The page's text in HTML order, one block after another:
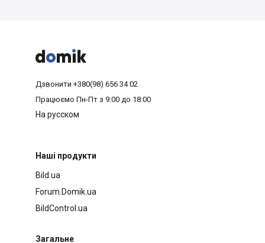



Дзвонити +380(98) 656 34 02
Працюємо Пн-Пт з 9:00 до 18:00
На русском
Наші продукти
Bild.ua
Forum.Domik.ua
BildControl.ua
Загальне